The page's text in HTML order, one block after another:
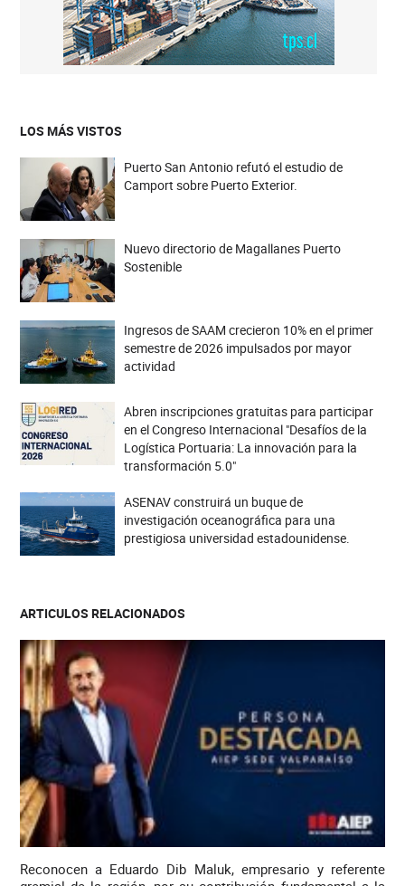
LOS MÁS VISTOS
Puerto San Antonio refutó el estudio de
Camport sobre Puerto Exterior.
Nuevo directorio de Magallanes Puerto
Sostenible
Ingresos de SAAM crecieron 10% en el primer
semestre de 2026 impulsados por mayor
actividad
Abren inscripciones gratuitas para participar
en el Congreso Internacional "Desafíos de la
Logística Portuaria: La innovación para la
transformación 5.0"
ASENAV construirá un buque de
investigación oceanográfica para una
prestigiosa universidad estadounidense.
ARTICULOS RELACIONADOS
Reconocen a Eduardo Dib Maluk, empresario y referente